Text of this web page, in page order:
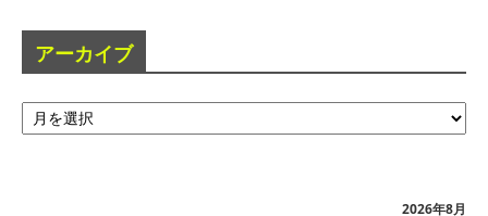
アーカイブ
ア
ー
2026年8月